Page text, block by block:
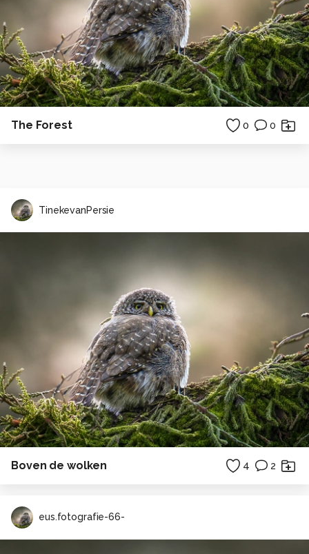
The Forest 0 0
TinekevanPersie
Boven de wolken 4 2
eus.fotografie-66-